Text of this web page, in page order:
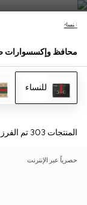
النساء
محافظ وإكسسوارات
للنساء
المنتجات 303 تم
حصرياً عبر الإنترنت